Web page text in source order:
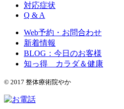
対応症状
Q & A
Web予約・お問合わせ
新着情報
BLOG：今日のお客様
知っ得 カラダ＆健康
© 2017 整体療術院やか